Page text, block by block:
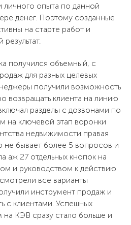
личного опыта по данной
денег. Поэтому созданные
на старте работ и
получился объемный, с
для разных целевых
получили возможность
возвращать клиента на линию
разделы с дозвонами по
на ключевой этап воронки
недвижимости правая
не бывает более 5 вопросов и
аж 27 отдельных кнопок на
и руководством к действию
все варианты
инструмент продаж и
с клиентами. Успешных
на КЭВ сразу стало больше и